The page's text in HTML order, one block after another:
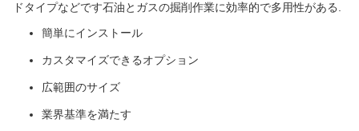
ドタイプなどです石油とガスの掘削作業に効率的で多用性がある.
簡単にインストール
カスタマイズできるオプション
広範囲のサイズ
業界基準を満たす